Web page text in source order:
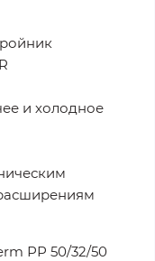
и холодное
РР 50/32/50